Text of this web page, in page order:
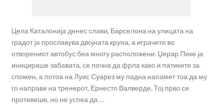
Цела Каталонија денес слави, Барселона на улицата на
градот ја прославува двојната круна, а играчите во
отворениот автобус беа многу расположени. Џерар Пике ја
иницираше забавата, се почна да фрла како и патиките за
спомен, а потоа на Луис Суарез му падна напамет тоа да му
го направи на тренерот, Ернесто Валверде. Тој прво се
противеше, но не успеа да …